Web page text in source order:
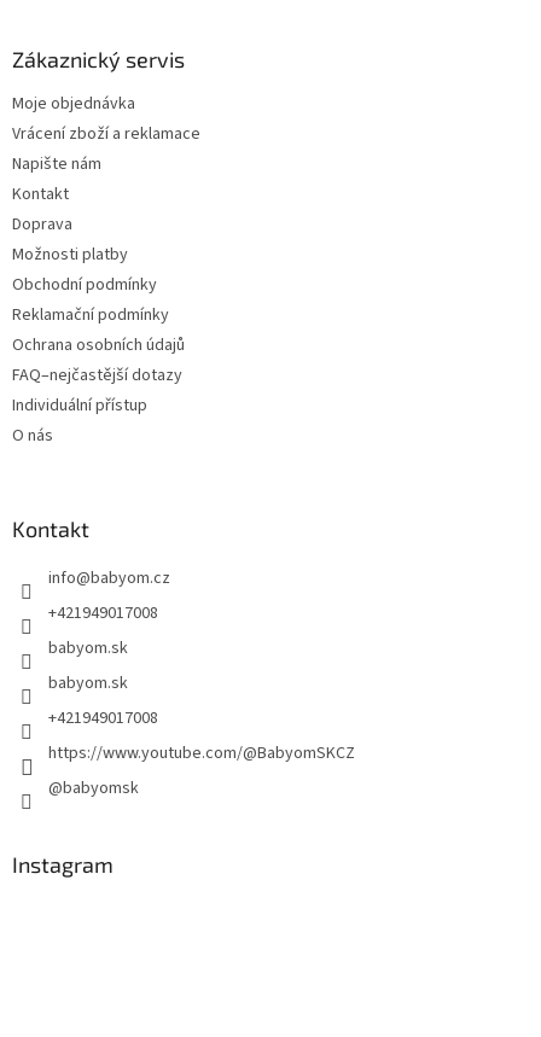
Zákaznický servis
Moje objednávka
Vrácení zboží a reklamace
Napište nám
Kontakt
Doprava
Možnosti platby
Obchodní podmínky
Reklamační podmínky
Ochrana osobních údajů
FAQ–nejčastější dotazy
Individuální přístup
O nás
Kontakt
info@babyom.cz
+421949017008
babyom.sk
babyom.sk
+421949017008
https://www.youtube.com/@BabyomSKCZ
@babyomsk
Instagram